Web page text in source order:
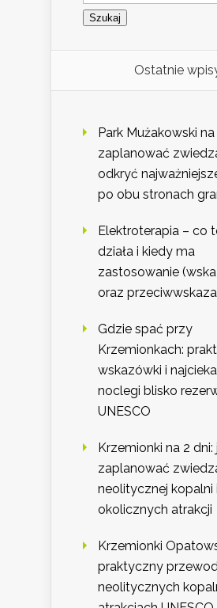
Ostatnie
Park Mużakowski na
zaplanować
odkryć
po obu stronach
Elektroterapia – co
działa i kiedy ma
zastosowanie
oraz
Gdzie spać przy
Krzemionkach:
wskazówki i
noclegi blisko
UNESCO
Krzemionki na 2 dni:
zaplanować
neolitycznej kopalni i
okolicznych atrakcji
Krzemionki
praktyczny
neolitycznych